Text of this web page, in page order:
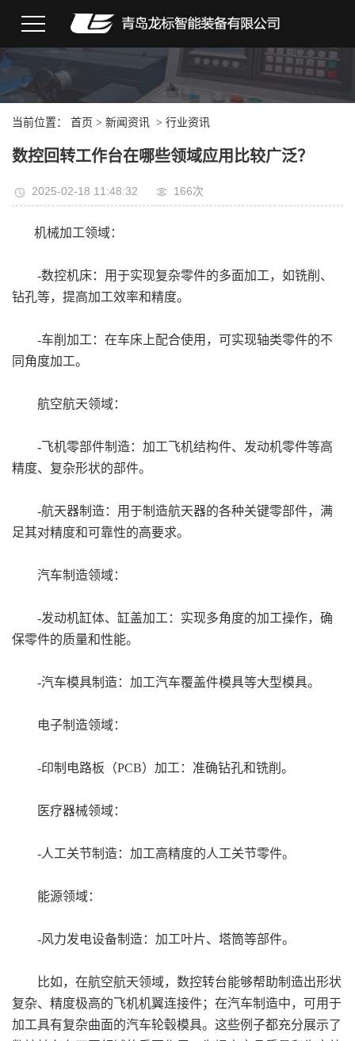
当前位置： 首页 > 新闻资讯 > 行业资讯
数控回转工作台在哪些领域应用比较广泛？
2025-02-18 11:48:32 166次
机械加工领域：
-数控机床：用于实现复杂零件的多面加工，如铣削、
钻孔等，提高加工效率和精度。
-车削加工：在车床上配合使用，可实现轴类零件的不
同角度加工。
航空航天领域：
-飞机零部件制造：加工飞机结构件、发动机零件等高
精度、复杂形状的部件。
-航天器制造：用于制造航天器的各种关键零部件，满
足其对精度和可靠性的高要求。
汽车制造领域：
-发动机缸体、缸盖加工：实现多角度的加工操作，确
保零件的质量和性能。
-汽车模具制造：加工汽车覆盖件模具等大型模具。
电子制造领域：
-印制电路板（PCB）加工：准确钻孔和铣削。
医疗器械领域：
-人工关节制造：加工高精度的人工关节零件。
能源领域：
-风力发电设备制造：加工叶片、塔筒等部件。
比如，在航空航天领域，数控转台能够帮助制造出形状
复杂、精度极高的飞机机翼连接件；在汽车制造中，可用于
加工具有复杂曲面的汽车轮毂模具。这些例子都充分展示了